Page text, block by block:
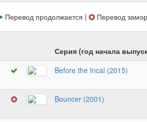
Перевод продолжается | Перевод
Серия (год начала
Before the Incal (2015)
Bouncer (2001)